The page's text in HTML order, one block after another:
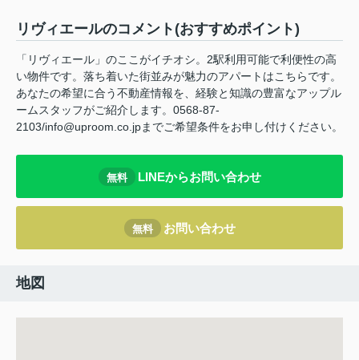
リヴィエールのコメント(おすすめポイント)
「リヴィエール」のここがイチオシ。2駅利用可能で利便性の高
い物件です。落ち着いた街並みが魅力のアパートはこちらです。
あなたの希望に合う不動産情報を、経験と知識の豊富なアップル
ームスタッフがご紹介します。0568-87-
2103/info@uproom.co.jpまでご希望条件をお申し付けください。
無料 LINEからお問い合わせ
無料 お問い合わせ
地図